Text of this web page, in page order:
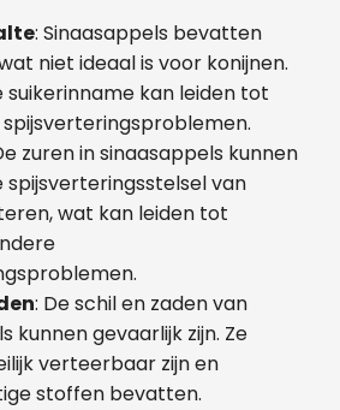
: Sinaasappels bevatten
niet ideaal is voor konijnen.
kan leiden tot
zuren in sinaasappels kunnen
van
wat kan leiden tot
: De schil en zaden van
kunnen gevaarlijk zijn. Ze
verteerbaar zijn en
stoffen bevatten.